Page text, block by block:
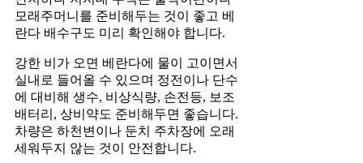
모래주머니를 준비해두는 것이 좋고 베
란다 배수구도 미리 확인해야 합니다.
강한 비가 오면 베란다에 물이 고이면서
실내로 들어올 수 있으며 정전이나 단수
에 대비해 생수, 비상식량, 손전등, 보조
배터리, 상비약도 준비해두면 좋습니다.
차량은 하천변이나 둔치 주차장에 오래
세워두지 않는 것이 안전합니다.